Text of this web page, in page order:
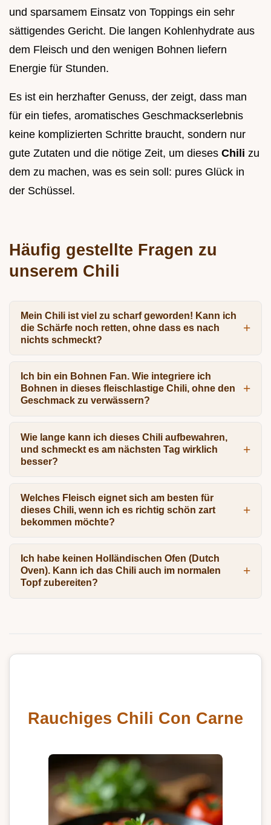
und sparsamem Einsatz von Toppings ein sehr
sättigendes Gericht. Die langen Kohlenhydrate aus
dem Fleisch und den wenigen Bohnen liefern
Energie für Stunden.
Es ist ein herzhafter Genuss, der zeigt, dass man
für ein tiefes, aromatisches Geschmackserlebnis
keine komplizierten Schritte braucht, sondern nur
gute Zutaten und die nötige Zeit, um dieses Chili zu
dem zu machen, was es sein soll: pures Glück in
der Schüssel.
Häufig gestellte Fragen zu
unserem Chili
Mein Chili ist viel zu scharf geworden! Kann ich
die Schärfe noch retten, ohne dass es nach
nichts schmeckt?
Ich bin ein Bohnen Fan. Wie integriere ich
Bohnen in dieses fleischlastige Chili, ohne den
Geschmack zu verwässern?
Wie lange kann ich dieses Chili aufbewahren,
und schmeckt es am nächsten Tag wirklich
besser?
Welches Fleisch eignet sich am besten für
dieses Chili, wenn ich es richtig schön zart
bekommen möchte?
Ich habe keinen Holländischen Ofen (Dutch
Oven). Kann ich das Chili auch im normalen
Topf zubereiten?
Rauchiges Chili Con Carne